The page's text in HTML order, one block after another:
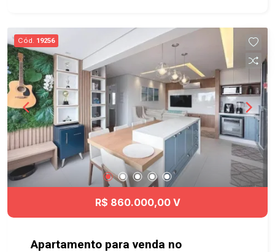
Agende já sua visita!! #imobiliaria
#geraçãoimóveis #aptovenda #aptovendaSJC
#aceitapet #elevador #JardimSatélite
Cód. 19256
R$ 860.000,00 V
Apartamento para venda no